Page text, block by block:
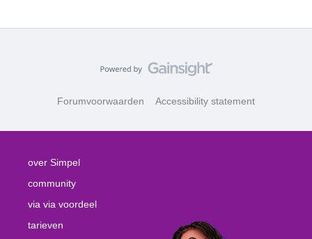
Forumvoorwaarden Accessibility statement
over Simpel
community
via via voordeel
tarieven